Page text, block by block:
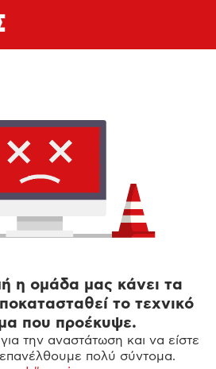
η ομάδα μας κάνει τα
το τεχνικό
που προέκυψε.
την αναστάτωση και να είστε
επανέλθουμε πολύ σύντομα.